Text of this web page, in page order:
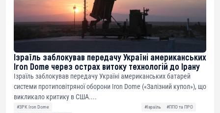
Ізраїль заблокував передачу Україні американських
Iron Dome через острах витоку технологій до Ірану
Ізраїль заблокував передачу Україні американських батарей
системи протиповітряної оборони Iron Dome («Залізний купол»), що
викликало критику в США....
#ЗРК Iron Dome #Ізраїль
#ППО та ПРО